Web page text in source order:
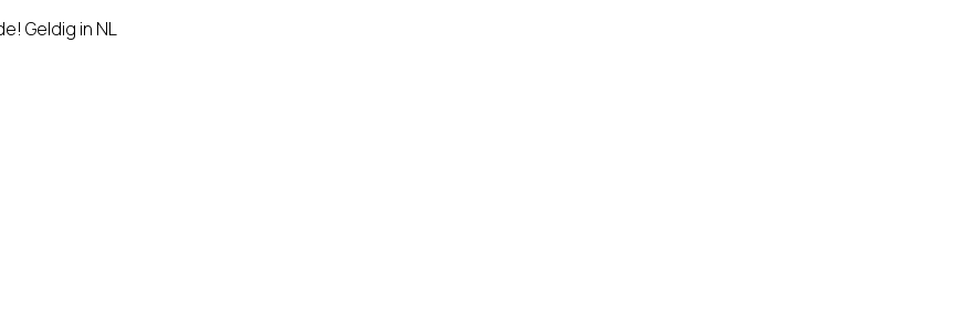
Geldig in NL